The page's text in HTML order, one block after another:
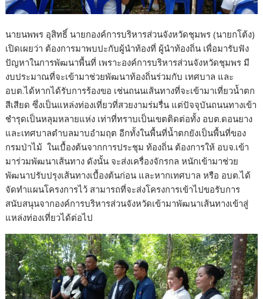
นายนพพร อุสิทธิ์ นายกองค์การบริหารส่วนจังหวัดชุมพร (นายกโต้ง)
เปิดเผยว่า ต้องการมาพบปะกับผู้นำท้องที่ ผู้นำท้องถิ่น เพื่อมารับฟัง
ปัญหาในการพัฒนาพื้นที่ เพราะองค์การบริหารส่วนจังหวัดชุมพร มี
งบประมาณที่จะเข้ามาช่วยพัฒนาท้องถิ่นร่วมกับ เทศบาล และ
อบต.ได้หากได้รับการร้องขอ เช่นถนนเส้นทางที่จะเข้ามาเที่ยวน้ำตก
สีเสียด ซึ่งเป็นแหล่งท่องเที่ยวที่สวยงามร่มรื่น แต่ปัจจุบันถนนทางเข้า
ชำรุดเป็นหลุมหลายแห่ง เท่าที่ทราบเป็นเขตติดต่อทั้ง อบต.ดอนยาง
และเทศบาลตำบลมาบอำมฤต อีกทั้งในพื้นที่น้ำตกยังเป็นพื้นที่ของ
กรมป่าไม้ ในเบื้องต้นจากการประชุม ท้องถิ่น ต้องการให้ อบจ.เข้า
มาร่วมพัฒนาเส้นทาง ดังนั้น จะส่งเครื่องจักรกล หนักเข้ามาช่วย
พัฒนาปรับปรุงเส้นทางเบื้องต้นก่อน และหากเทศบาล หรือ อบต.ได้
จัดทำแผนโครงการไว้ สามารถที่จะส่งโครงการเข้าไปขอรับการ
สนับสนุนจากองค์การบริหารส่วนจังหวัดเข้ามาพัฒนาเส้นทางเข้าสู่
แหล่งท่องเที่ยวได้ต่อไป